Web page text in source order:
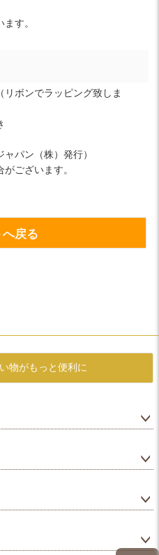
す。
リボンでラッピング致しま
パン（株）発行）
ございます。
へ戻る
物がもっと便利に